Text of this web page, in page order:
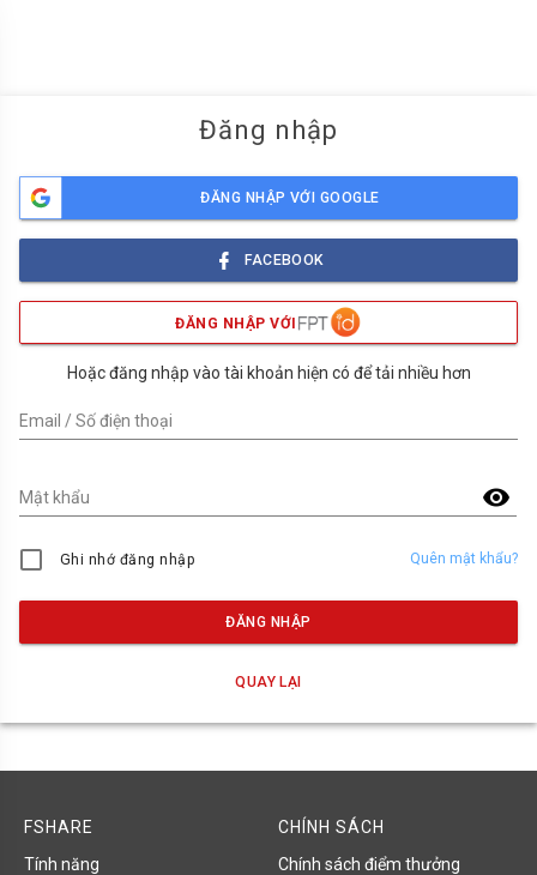
Đăng nhập
ĐĂNG NHẬP VỚI GOOGLE
FACEBOOK
ĐĂNG NHẬP VỚI
Hoặc đăng nhập vào tài khoản hiện có để tải nhiều hơn
Email / Số điện thoại
visibility
Mật khẩu
Ghi nhớ đăng nhập Quên mật khẩu?
ĐĂNG NHẬP
QUAY LẠI
FSHARE
Tính năng
CHÍNH SÁCH
Chính sách điểm thưởng